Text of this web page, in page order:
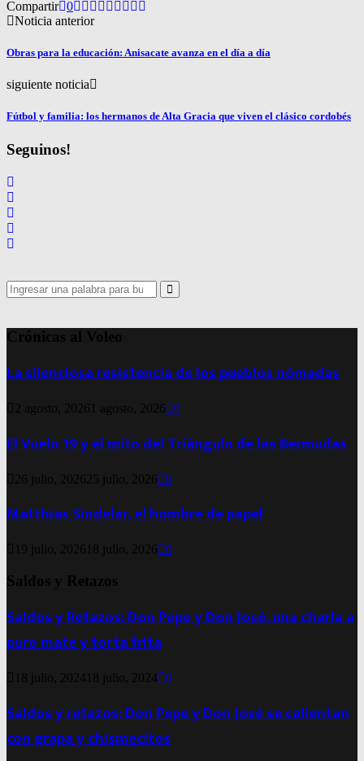
Compartir 0
Noticia anterior
Obras para la educación: Anisacate avanza en el día a día
siguiente noticia
Fútbol y familia: los hermanos de Alta Gracia que viven el clásico cordobés
Seguinos!
Search
for:
Search
Crónicas al Voleo
La silenciosa resistencia de los pueblos nómadas
2 agosto, 2026 1 agosto, 2026 0
El Vuelo 19 y el mito del Triángulo de las Bermudas
26 julio, 2026 25 julio, 2026 0
Matthias Sindelar, el hombre de papel
19 julio, 2026 18 julio, 2026 0
Saldos y Retazos
Saldos y Retazos: Don Pepe y Don José, una charla a
puro mate y torta frita
18 julio, 2024 18 julio, 2024 0
Saldos y retazos: Don Pepe y Don José se calientan
con grapa y chismecitos